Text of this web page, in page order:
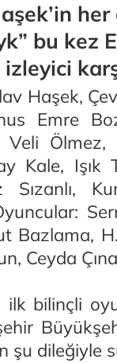
bu kez
Haşek,
Emre
Ölmez,
Kale, Işık
Sızanlı,
Bazlama,
Ceyda
ilk bilinçli
şu dileğiyle